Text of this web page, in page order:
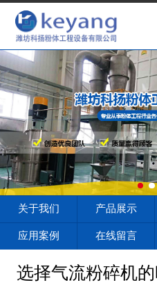
关于我们 产品展示
应用案例 在线留言
选择气流粉碎机